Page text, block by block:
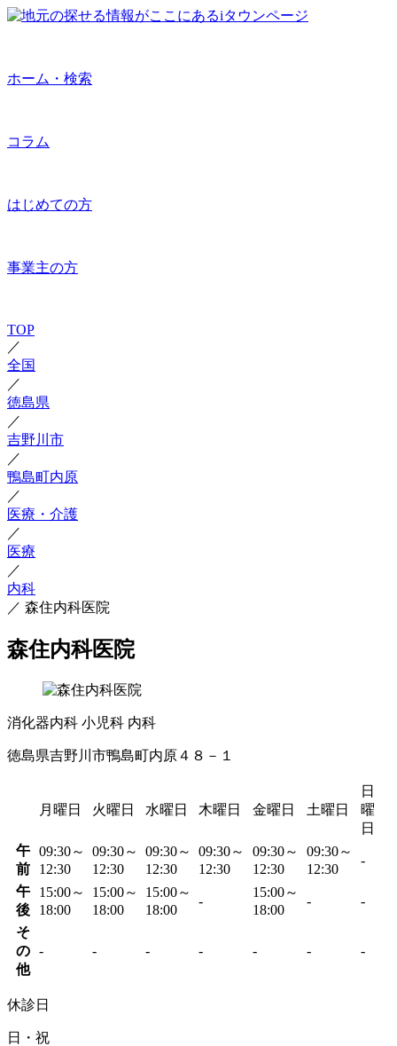
ホーム・検索
コラム
はじめての方
事業主の方
TOP
／
全国
／
徳島県
／
吉野川市
／
鴨島町内原
／
医療・介護
／
医療
／
内科
／ 森住内科医院
森住内科医院
消化器内科 小児科 内科
徳島県吉野川市鴨島町内原４８－１
月曜日 火曜日 水曜日 木曜日 金曜日 土曜日
日
曜
日
午
前
09:30～
12:30
09:30～
12:30
09:30～
12:30
09:30～
12:30
09:30～
12:30
09:30～
12:30
-
午
後
15:00～
18:00
15:00～
18:00
15:00～
18:00
-
15:00～
18:00
- -
そ
の
他
- - - - - - -
休診日
日・祝